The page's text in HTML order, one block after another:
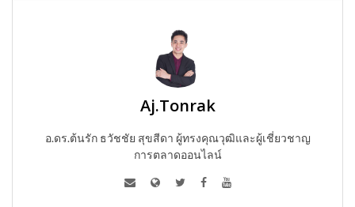
Aj.Tonrak
อ.ดร.ต้นรัก ธวัชชัย สุขสีดา ผู้ทรงคุณวุฒิและผู้เชี่ยวชาญ
การตลาดออนไลน์